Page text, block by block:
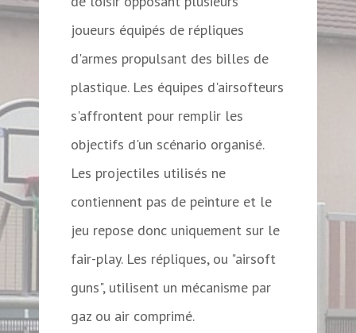
joueurs équipés de répliques
d'armes propulsant des billes de
plastique. Les équipes d'airsofteurs
s'affrontent pour remplir les
objectifs d'un scénario organisé.
Les projectiles utilisés ne
contiennent pas de peinture et le
jeu repose donc uniquement sur le
fair-play. Les répliques, ou "airsoft
guns", utilisent un mécanisme par
gaz ou air comprimé.